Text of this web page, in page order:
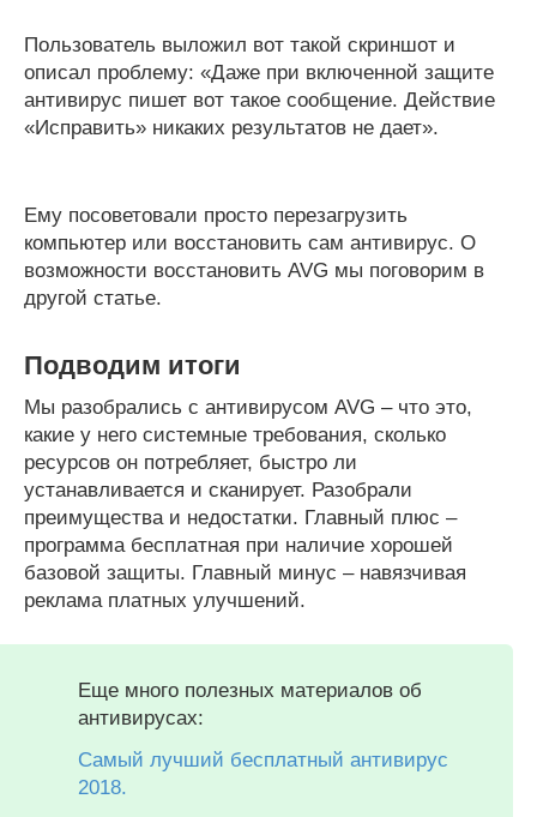
Пользователь выложил вот такой скриншот и
описал проблему: «Даже при включенной защите
антивирус пишет вот такое сообщение. Действие
«Исправить» никаких результатов не дает».
Ему посоветовали просто перезагрузить
компьютер или восстановить сам антивирус. О
возможности восстановить AVG мы поговорим в
другой статье.
Подводим итоги
Мы разобрались с антивирусом AVG – что это,
какие у него системные требования, сколько
ресурсов он потребляет, быстро ли
устанавливается и сканирует. Разобрали
преимущества и недостатки. Главный плюс –
программа бесплатная при наличие хорошей
базовой защиты. Главный минус – навязчивая
реклама платных улучшений.
Еще много полезных материалов об
антивирусах:
Самый лучший бесплатный антивирус
2018.